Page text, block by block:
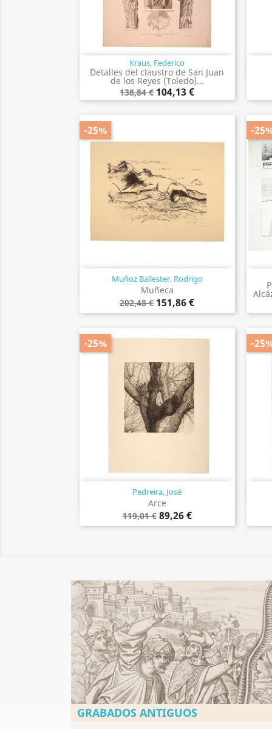
Kraus, Federico
Detalles del claustro de San Juan
de los Reyes (Toledo)...
138,84 € 104,13 €
Vista rápida
Muñoz Ballester, Rodrigo
Muñeca
202,48 € 151,86 €
-25%
Vista rápida
-
Pedreira, José
Arce
119,01 € 89,26 €
-25%
Vista rápida
-
GRABADOS ANTIGUOS